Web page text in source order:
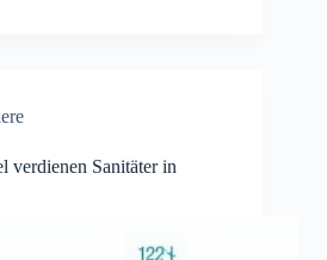
verdienen Sanitäter in